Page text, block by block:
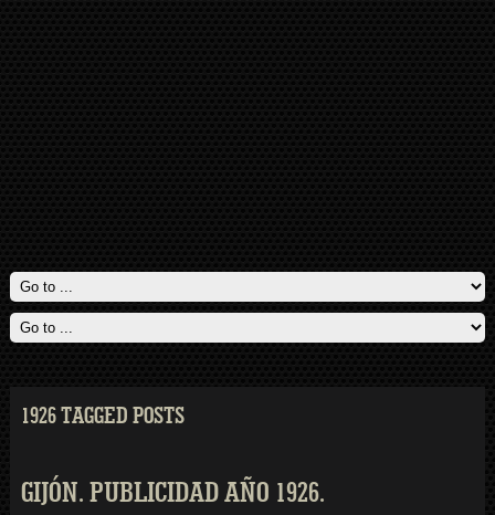
1926 TAGGED POSTS
GIJÓN. PUBLICIDAD AÑO 1926.